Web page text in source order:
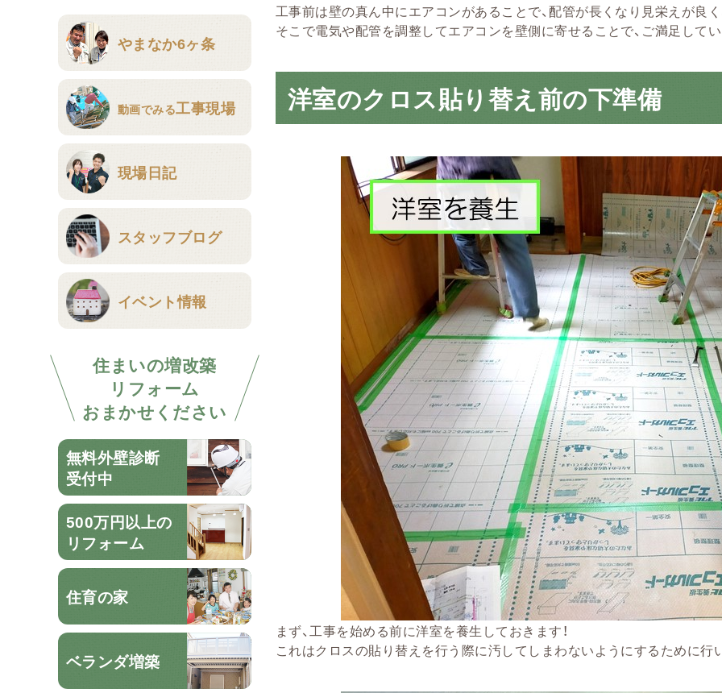
やまなか6ヶ条
動画でみる工事現場
現場日記
スタッフブログ
イベント情報
住まいの増改築
リフォーム
おまかせください
無料外壁診断
受付中
500万円以上の
リフォーム
住育の家
ベランダ増築
工事前は壁の真ん中にエアコンがあることで、配管が長くなり見栄えが良
そこで電気や配管を調整してエアコンを壁側に寄せることで、ご満足して
洋室のクロス貼り替え前の下準備
まず、工事を始める前に洋室を養生しておきます！
これはクロスの貼り替えを行う際に汚してしまわないようにするために行